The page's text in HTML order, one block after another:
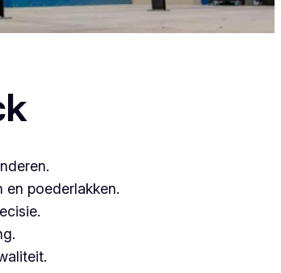
en poederlakken.